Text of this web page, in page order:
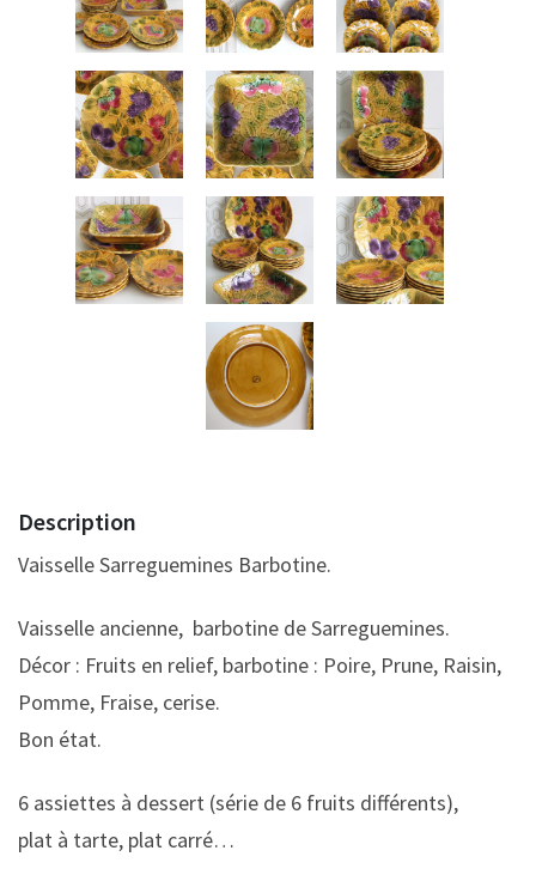
Description
Vaisselle Sarreguemines Barbotine.
Vaisselle ancienne, barbotine de Sarreguemines.
Décor : Fruits en relief, barbotine : Poire, Prune, Raisin,
Pomme, Fraise, cerise.
Bon état.
6 assiettes à dessert (série de 6 fruits différents),
plat à tarte, plat carré…